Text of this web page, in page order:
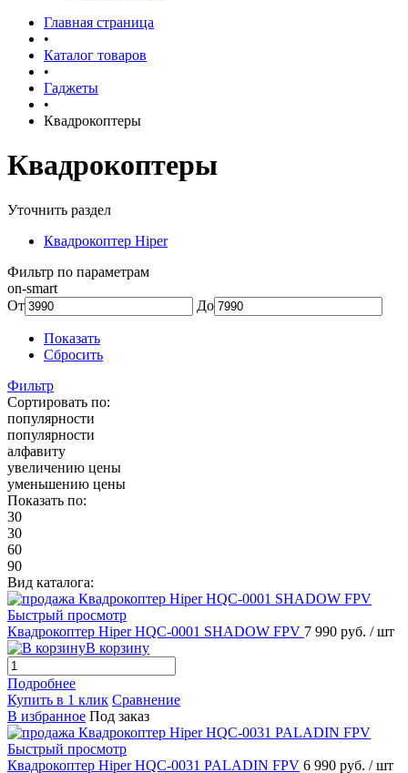
Главная страница
•
Каталог товаров
•
Гаджеты
•
Квадрокоптеры
Квадрокоптеры
Уточнить раздел
Квадрокоптер Hiper
Фильтр по параметрам
on-smart
От
До
Показать
Сбросить
Фильтр
Сортировать по:
популярности
популярности
алфавиту
увеличению цены
уменьшению цены
Показать по:
30
30
60
90
Вид каталога:
Быстрый просмотр
Квадрокоптер Hiper HQC-0001 SHADOW FPV 7 990 руб. / шт
В корзину
Подробнее
Купить в 1 клик Сравнение
В избранное Под заказ
Быстрый просмотр
Квадрокоптер Hiper HQC-0031 PALADIN FPV 6 990 руб. / шт